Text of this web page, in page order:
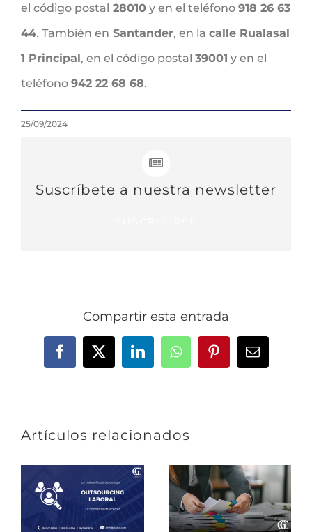
el código postal 28010 y en el teléfono 918 26 63
44. También en Santander, en la calle Rualasal
1 Principal, en el código postal 39001 y en el
teléfono 942 22 68 68.
25/09/2024
Suscríbete a nuestra newsletter
Compartir esta entrada
Facebook
X LinkedInWhatsAppPinterestCorreo
Artículos relacionados